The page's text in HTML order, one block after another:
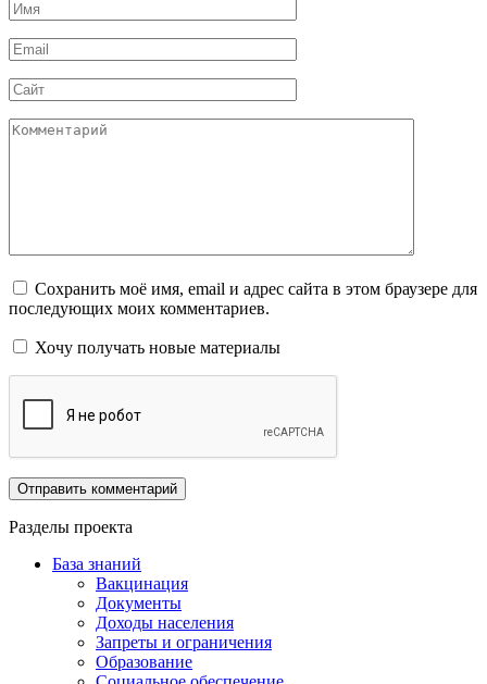
Имя
*
Email
*
Сайт
Комментарий
Сохранить моё имя, email и адрес сайта в этом браузере для
последующих моих комментариев.
Хочу получать новые материалы
Разделы проекта
База знаний
Вакцинация
Документы
Доходы населения
Запреты и ограничения
Образование